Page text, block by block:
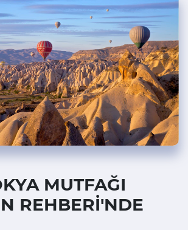
MUTFAĞI
REHBERİ'NDE